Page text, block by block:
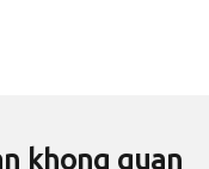
khong guan